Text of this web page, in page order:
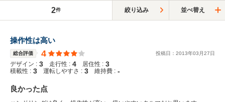
2件 絞り込み 並べ替え
操作性は高い
総合評価 4 投稿日： 2013年03 月27日
デザイン : 3 走行性 : 4 居住性 : 3
積載性 : 3 運転しやすさ : 3 維持費 : -
良かった点